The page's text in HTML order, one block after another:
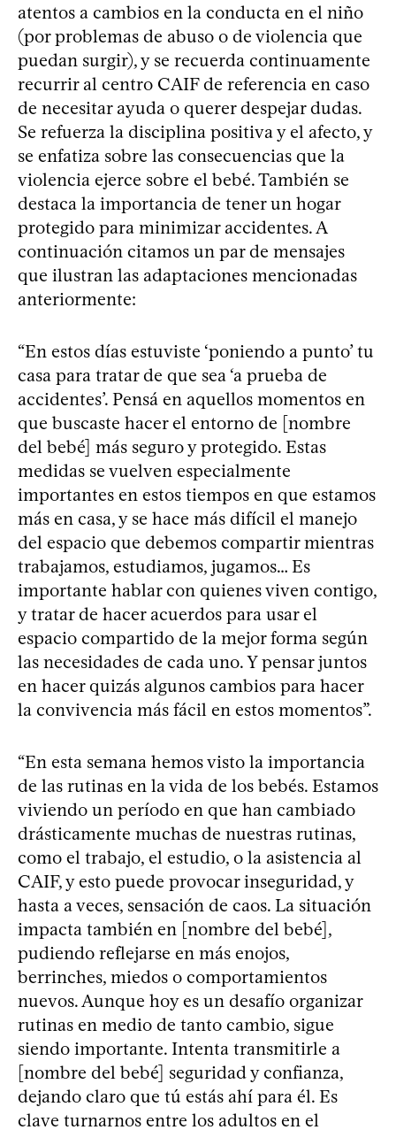
atentos a cambios en la conducta en el niño
(por problemas de abuso o de violencia que
puedan surgir), y se recuerda continuamente
recurrir al centro CAIF de referencia en caso
de necesitar ayuda o querer despejar dudas.
Se refuerza la disciplina positiva y el afecto, y
se enfatiza sobre las consecuencias que la
violencia ejerce sobre el bebé. También se
destaca la importancia de tener un hogar
protegido para minimizar accidentes. A
continuación citamos un par de mensajes
que ilustran las adaptaciones mencionadas
anteriormente:
“En estos días estuviste ‘poniendo a punto’ tu
casa para tratar de que sea ‘a prueba de
accidentes’. Pensá en aquellos momentos en
que buscaste hacer el entorno de [nombre
del bebé] más seguro y protegido. Estas
medidas se vuelven especialmente
importantes en estos tiempos en que estamos
más en casa, y se hace más difícil el manejo
del espacio que debemos compartir mientras
trabajamos, estudiamos, jugamos… Es
importante hablar con quienes viven contigo,
y tratar de hacer acuerdos para usar el
espacio compartido de la mejor forma según
las necesidades de cada uno. Y pensar juntos
en hacer quizás algunos cambios para hacer
la convivencia más fácil en estos momentos”.
“En esta semana hemos visto la importancia
de las rutinas en la vida de los bebés. Estamos
viviendo un período en que han cambiado
drásticamente muchas de nuestras rutinas,
como el trabajo, el estudio, o la asistencia al
CAIF, y esto puede provocar inseguridad, y
hasta a veces, sensación de caos. La situación
impacta también en [nombre del bebé],
pudiendo reflejarse en más enojos,
berrinches, miedos o comportamientos
nuevos. Aunque hoy es un desafío organizar
rutinas en medio de tanto cambio, sigue
siendo importante. Intenta transmitirle a
[nombre del bebé] seguridad y confianza,
dejando claro que tú estás ahí para él. Es
clave turnarnos entre los adultos en el